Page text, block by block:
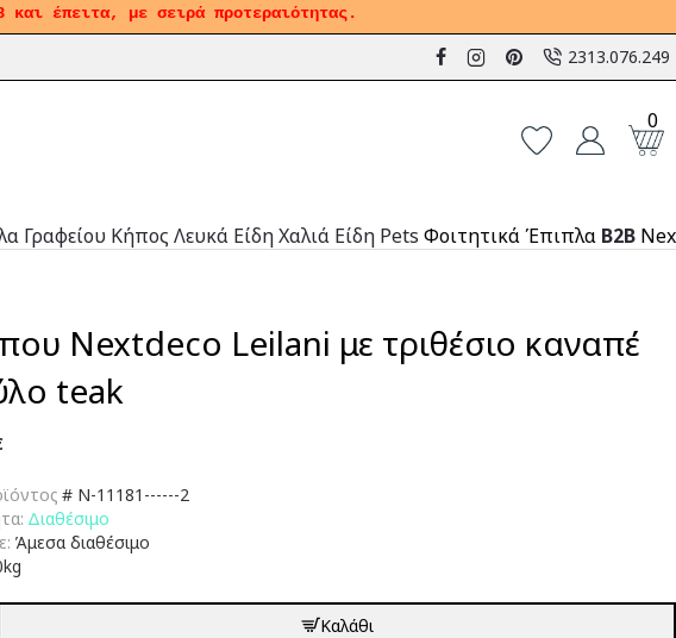
και έπειτα, με σειρά προτεραιότητας.
2313.076.249
0
Γραφείου Κήπος Λευκά ΕίδηΧαλιά Είδη Pets Φοιτητικά Έπιπλα B2B
Nextdeco Leilani με τριθέσιο καναπέ
teak
# N-11181------2
Διαθέσιμο
Άμεσα διαθέσιμο
Καλάθι